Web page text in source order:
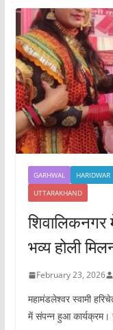
GARHWAL HARIDWAR
UTTARAKHAND
भव्य होली
February 23, 2026
महामंडलेश्वर स्वामी
में संपन्न हुआ